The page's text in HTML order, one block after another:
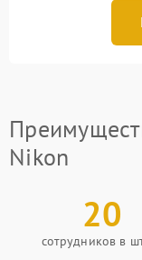
Nikon
20
сотрудников в